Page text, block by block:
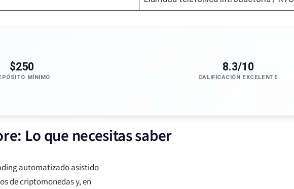
$250
MÍNIMO
8.3/10
CALIFICACIÓN EXCELENTE
Lo que necesitas saber
automatizado asistido
de criptomonedas y, en